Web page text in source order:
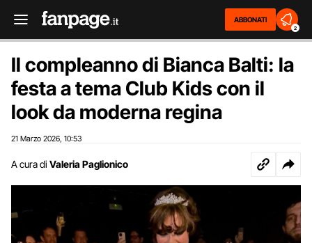
ABBONATI
2
Il compleanno di Bianca Balti: la
festa a tema Club Kids con il
look da moderna regina
21 Marzo 2026 10:53
A cura di Valeria Paglionico